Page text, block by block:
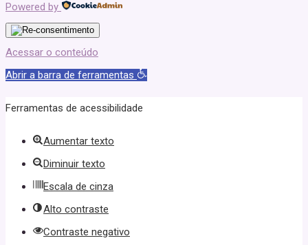
Powered by
Acessar o conteúdo
Abrir a barra de ferramentas
Ferramentas de acessibilidade
Aumentar texto
Diminuir texto
Escala de cinza
Alto contraste
Contraste negativo